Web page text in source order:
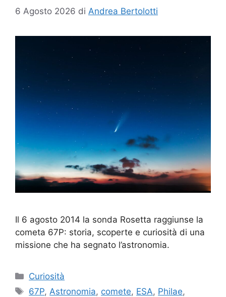
6 Agosto 2026 di Andrea Bertolotti
Il 6 agosto 2014 la sonda Rosetta raggiunse la
cometa 67P: storia, scoperte e curiosità di una
missione che ha segnato l’astronomia.
Categorie
Curiosità
Tag
67P, Astronomia, comete, ESA, Philae,